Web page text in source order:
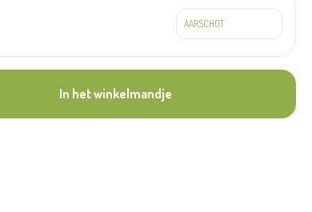
In het winkelmandje